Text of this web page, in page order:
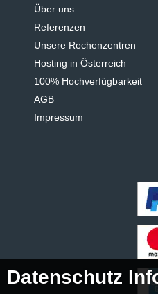
Über uns
Referenzen
Unsere Rechenzentren
Hosting in Österreich
100% Hochverfügbarkeit
AGB
Impressum
Datenschutz